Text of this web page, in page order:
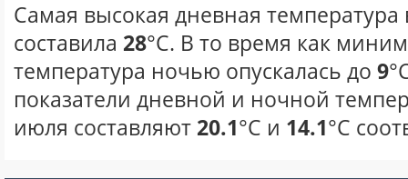
Самая высокая дневная температура
составила 28°С. В то время как
температура ночью опускалась до 9
показатели дневной и ночной
июля составляют 20.1°С и 14.1°С